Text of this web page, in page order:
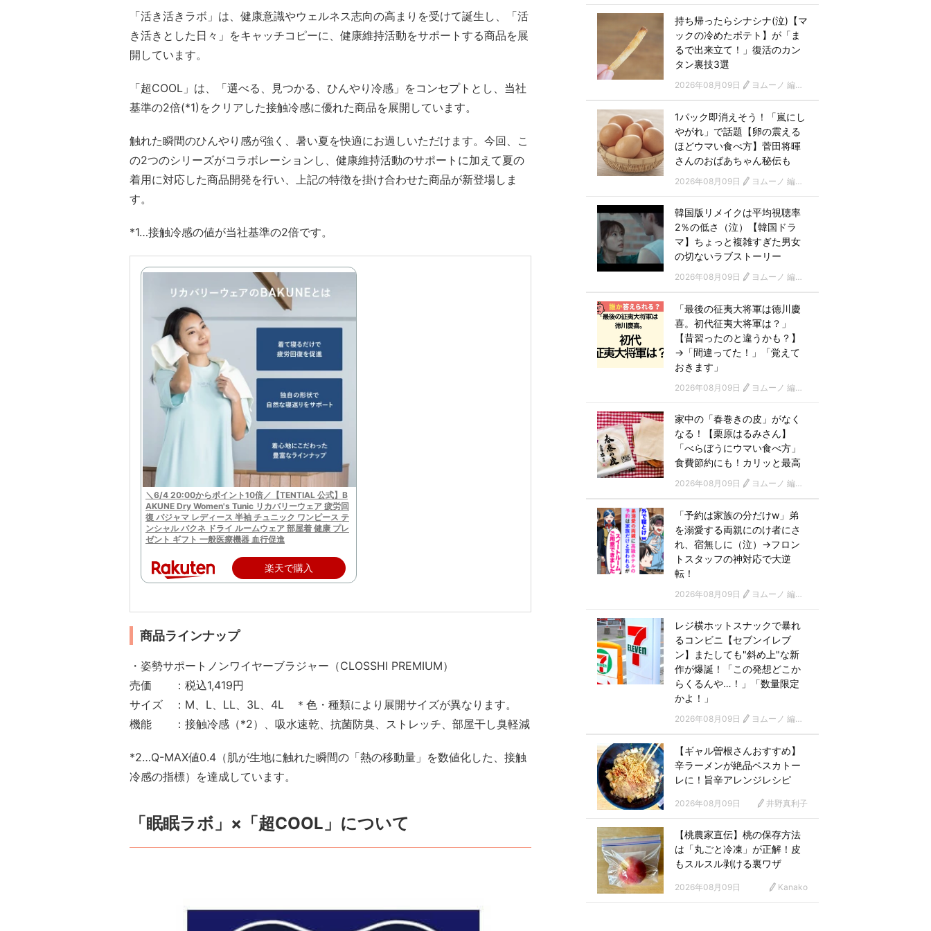
「活き活きラボ」は、健康意識やウェルネス志向の高まりを受けて誕生し、「活
き活きとした日々」をキャッチコピーに、健康維持活動をサポートする商品を展
開しています。
「超COOL」は、「選べる、見つかる、ひんやり冷感」をコンセプトとし、当社
基準の2倍(*1)をクリアした接触冷感に優れた商品を展開しています。
触れた瞬間のひんやり感が強く、暑い夏を快適にお過しいただけます。今回、こ
の2つのシリーズがコラボレーションし、健康維持活動のサポートに加えて夏の
着用に対応した商品開発を行い、上記の特徴を掛け合わせた商品が新登場しま
す。
*1…接触冷感の値が当社基準の2倍です。
＼6/4 20:00からポイント10倍／【TENTIAL 公式】B
AKUNE Dry Women's Tunic リカバリーウェア 疲労回
復 パジャマ レディース 半袖 チュニック ワンピース テ
ンシャル バクネ ドライ ルームウェア 部屋着 健康 プレ
ゼント ギフト 一般医療機器 血行促進
楽天で購入
商品ラインナップ
・姿勢サポートノンワイヤーブラジャー（CLOSSHI PREMIUM）
売価 ：税込1,419円
サイズ ：M、L、LL、3L、4L ＊色・種類により展開サイズが異なります。
機能 ：接触冷感（*2）、吸水速乾、抗菌防臭、ストレッチ、部屋干し臭軽減
*2…Q-MAX値0.4（肌が生地に触れた瞬間の「熱の移動量」を数値化した、接触
冷感の指標）を達成しています。
「眠眠ラボ」×「超COOL」について
持ち帰ったらシナシナ(泣)【マ
ックの冷めたポテト】が「ま
るで出来立て！」復活のカン
タン裏技3選
2026年08月09日 ヨムーノ 編集部
1パック即消えそう！「嵐にし
やがれ」で話題【卵の震える
ほどウマい食べ方】菅田将暉
さんのおばあちゃん秘伝も
2026年08月09日 ヨムーノ 編集部
韓国版リメイクは平均視聴率
2％の低さ（泣）【韓国ドラ
マ】ちょっと複雑すぎた男女
の切ないラブストーリー
2026年08月09日 ヨムーノ 編集部 韓国ドラマチーム
「最後の征夷大将軍は徳川慶
喜。初代征夷大将軍は？」
【昔習ったのと違うかも？】
→「間違ってた！」「覚えて
おきます」
2026年08月09日 ヨムーノ 編集部
家中の「春巻きの皮」がなく
なる！【栗原はるみさん】
「べらぼうにウマい食べ方」
食費節約にも！カリッと最高
2026年08月09日 ヨムーノ 編集部
「予約は家族の分だけw」弟
を溺愛する両親にのけ者にさ
れ、宿無しに（泣）→フロン
トスタッフの神対応で大逆
転！
2026年08月09日 ヨムーノ 編集部
レジ横ホットスナックで暴れ
るコンビニ【セブンイレブ
ン】またしても"斜め上"な新
作が爆誕！「この発想どこか
らくるんや…！」「数量限定
かよ！」
2026年08月09日 ヨムーノ 編集部
【ギャル曽根さんおすすめ】
辛ラーメンが絶品ペスカトー
レに！旨辛アレンジレシピ
2026年08月09日 井野真利子
【桃農家直伝】桃の保存方法
は「丸ごと冷凍」が正解！皮
もスルスル剥ける裏ワザ
2026年08月09日 Kanako